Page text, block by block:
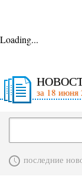
Loading...
за 18 июня
последние